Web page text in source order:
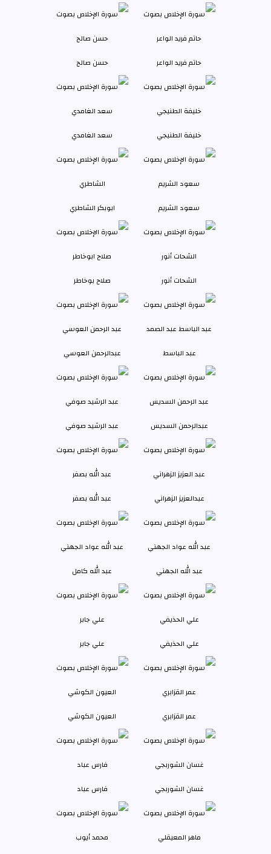
حاتم فريد الواعر حسن صالح
خليفة الطنيجي سعد الغامدي
سعود الشريم ابوبكر الشاطري
الشحات أنور صلاح بوخاطر
عبد الباسط عبدالرحمن العوسي
عبدالرحمن السديس عبد الرشيد صوفي
عبدالعزيز الزهراني عبد الله بصفر
عبد الله الجهني عبد الله كامل
علي الحذيفي علي جابر
عمر القزابري العيون الكوشي
غسان الشوربجي فارس عباد